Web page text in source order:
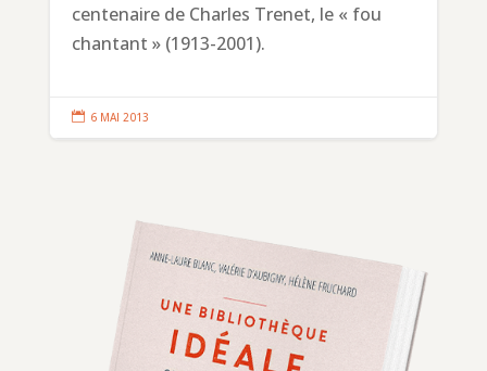
centenaire de Charles Trenet, le « fou
chantant » (1913-2001).
 6 MAI 2013